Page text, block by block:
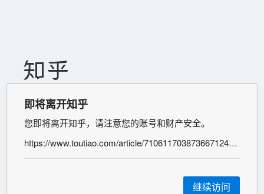
即将离开知乎
您即将离开知乎，请注意您的账号和财产安全。
https://www.toutiao.com/article/7106117038736671245/?channel=&source=search_tab
继续访问